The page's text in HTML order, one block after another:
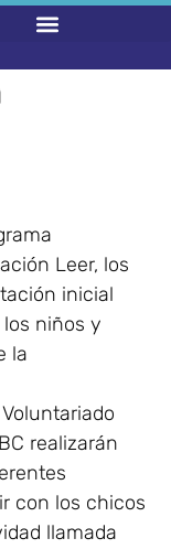
Leer, los
inicial
niños y
la
realizarán
con los chicos
llamada